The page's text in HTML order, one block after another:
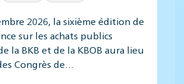
2026, la sixième édition de
sur les achats publics
la BKB et de la KBOB aura lieu
Congrès de…